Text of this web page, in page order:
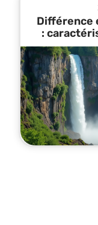
Différence
: